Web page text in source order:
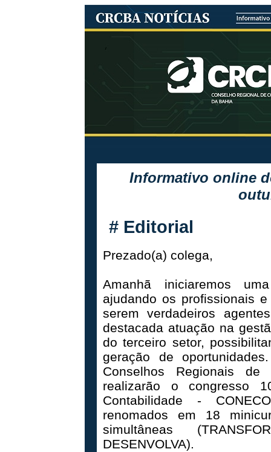
Informativo online
# Editorial
Prezado(a) colega,
Amanhã iniciaremos
ajudando os profissionais
serem verdadeiros
destacada atuação na
do terceiro setor,
geração de
Conselhos Regionais de
realizarão o congresso
Contabilidade -
renomados em 18
simultâneas
DESENVOLVA).